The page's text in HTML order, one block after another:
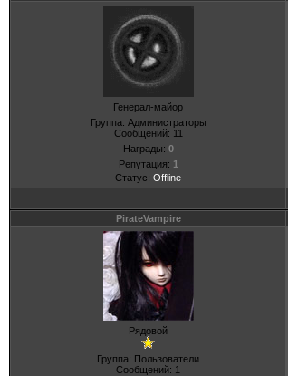
Генерал-майор
Группа: Администраторы
Сообщений: 11
Награды: 0
Репутация: 1
Статус: Offline
PirateVampire
Рядовой
Группа: Пользователи
Сообщений: 1